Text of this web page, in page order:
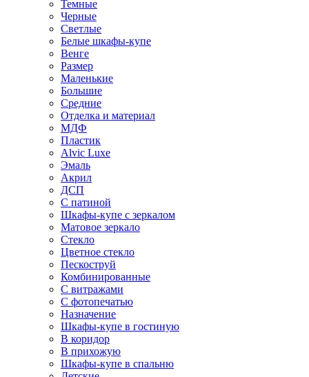
Темные
Черные
Светлые
Белые шкафы-купе
Венге
Размер
Маленькие
Большие
Средние
Отделка и материал
МДФ
Пластик
Alvic Luxe
Эмаль
Акрил
ДСП
С патиной
Шкафы-купе с зеркалом
Матовое зеркало
Стекло
Цветное стекло
Пескоструй
Комбинированные
С витражами
С фотопечатью
Назначение
Шкафы-купе в гостиную
В коридор
В прихожую
Шкафы-купе в спальню